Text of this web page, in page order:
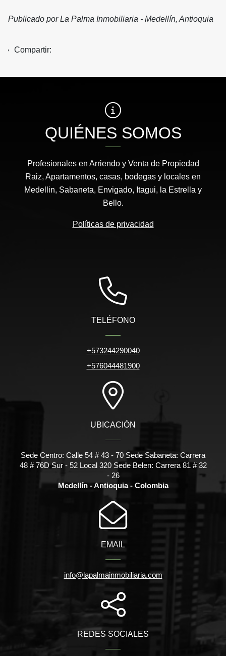
Publicado por La Palma Inmobiliaria - Medellín, Antioquia
Compartir:
QUIÉNES SOMOS
Profesionales en Arriendo y Venta de Propiedad
Raiz, Apartamentos, casas, bodegas y locales en
Medellin, Sabaneta, Envigado, Itagui, la Estrella y
Bello.
Políticas de privacidad
TELÉFONO
+573244290040
+576044481900
UBICACIÓN
Sede Centro: Calle 54 # 43 - 70 Sede Sabaneta: Carrera
48 # 76D Sur - 52 Local 320 Sede Belen: Carrera 81 # 32
- 26
Medellín - Antioquia - Colombia
EMAIL
info@lapalmainmobiliaria.com
REDES SOCIALES